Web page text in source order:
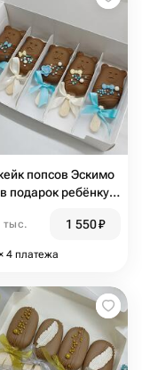
попсов Эскимо
подарок ребёнку,
сад
тыс. 1 550₽
4 платежа